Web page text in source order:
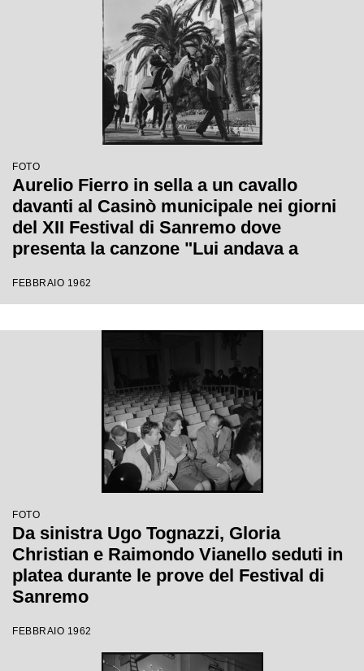
FOTO
Aurelio Fierro in sella a un cavallo
davanti al Casinò municipale nei giorni
del XII Festival di Sanremo dove
presenta la canzone "Lui andava a
FEBBRAIO 1962
FOTO
Da sinistra Ugo Tognazzi, Gloria
Christian e Raimondo Vianello seduti in
platea durante le prove del Festival di
Sanremo
FEBBRAIO 1962